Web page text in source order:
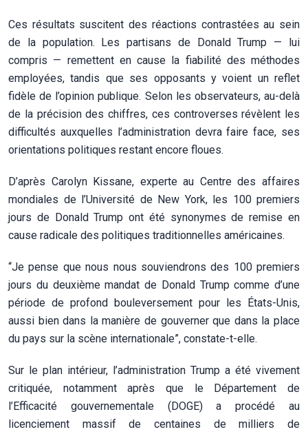
Ces résultats suscitent des réactions contrastées au sein
de la population. Les partisans de Donald Trump — lui
compris — remettent en cause la fiabilité des méthodes
employées, tandis que ses opposants y voient un reflet
fidèle de l’opinion publique. Selon les observateurs, au-delà
de la précision des chiffres, ces controverses révèlent les
difficultés auxquelles l’administration devra faire face, ses
orientations politiques restant encore floues.
D’après Carolyn Kissane, experte au Centre des affaires
mondiales de l’Université de New York, les 100 premiers
jours de Donald Trump ont été synonymes de remise en
cause radicale des politiques traditionnelles américaines.
“Je pense que nous nous souviendrons des 100 premiers
jours du deuxième mandat de Donald Trump comme d’une
période de profond bouleversement pour les États-Unis,
aussi bien dans la manière de gouverner que dans la place
du pays sur la scène internationale”, constate-t-elle.
Sur le plan intérieur, l’administration Trump a été vivement
critiquée, notamment après que le Département de
l’Efficacité gouvernementale (DOGE) a procédé au
licenciement massif de centaines de milliers de